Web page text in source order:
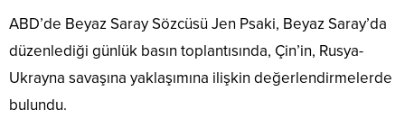
ABD’de Beyaz Saray Sözcüsü Jen Psaki, Beyaz Saray’da
düzenlediği günlük basın toplantısında, Çin’in, Rusya-
Ukrayna savaşına yaklaşımına ilişkin değerlendirmelerde
bulundu.